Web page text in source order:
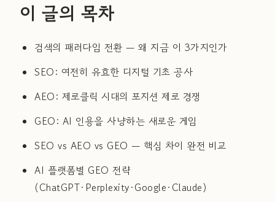
이 글의 목차
검색의 패러다임 전환 — 왜 지금 이 3가지인가
SEO: 여전히 유효한 디지털 기초 공사
AEO: 제로클릭 시대의 포지션 제로 경쟁
GEO: AI 인용을 사냥하는 새로운 게임
SEO vs AEO vs GEO — 핵심 차이 완전 비교
AI 플랫폼별 GEO 전략
(ChatGPT·Perplexity·Google·Claude)